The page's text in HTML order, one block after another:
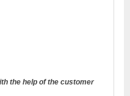
the help of the customer